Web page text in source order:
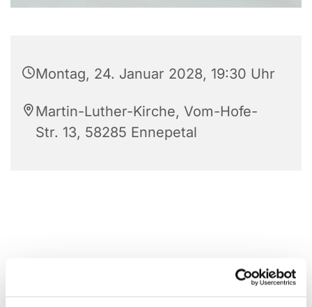
Montag, 24. Januar 2028, 19:30 Uhr
Martin-Luther-Kirche, Vom-Hofe-
Str. 13, 58285 Ennepetal